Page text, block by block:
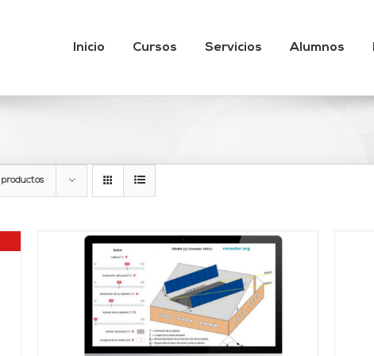
Inicio Cursos Servicios Alumnos
Valorado
con3.89
AÑADIR AL CARRITO / DETALLES